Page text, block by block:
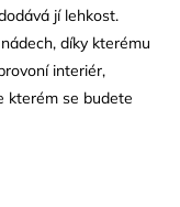
jí lehkost.
díky kterému
interiér,
kterém se budete